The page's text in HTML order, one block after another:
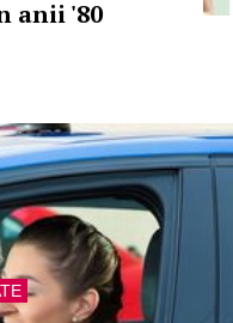
anii '80